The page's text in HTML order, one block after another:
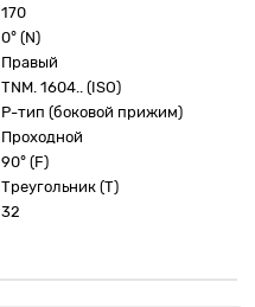
170
0° (N)
Правый
TNM. 1604.. (ISO)
P-тип (боковой прижим)
Проходной
90° (F)
Треугольник (T)
32